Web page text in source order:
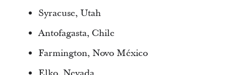
Syracuse, Utah
Antofagasta, Chile
Farmington, Novo México